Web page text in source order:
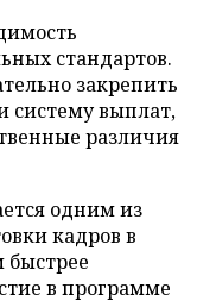
стандартов.
закрепить
систему выплат,
различия
одним из
кадров в
в программе